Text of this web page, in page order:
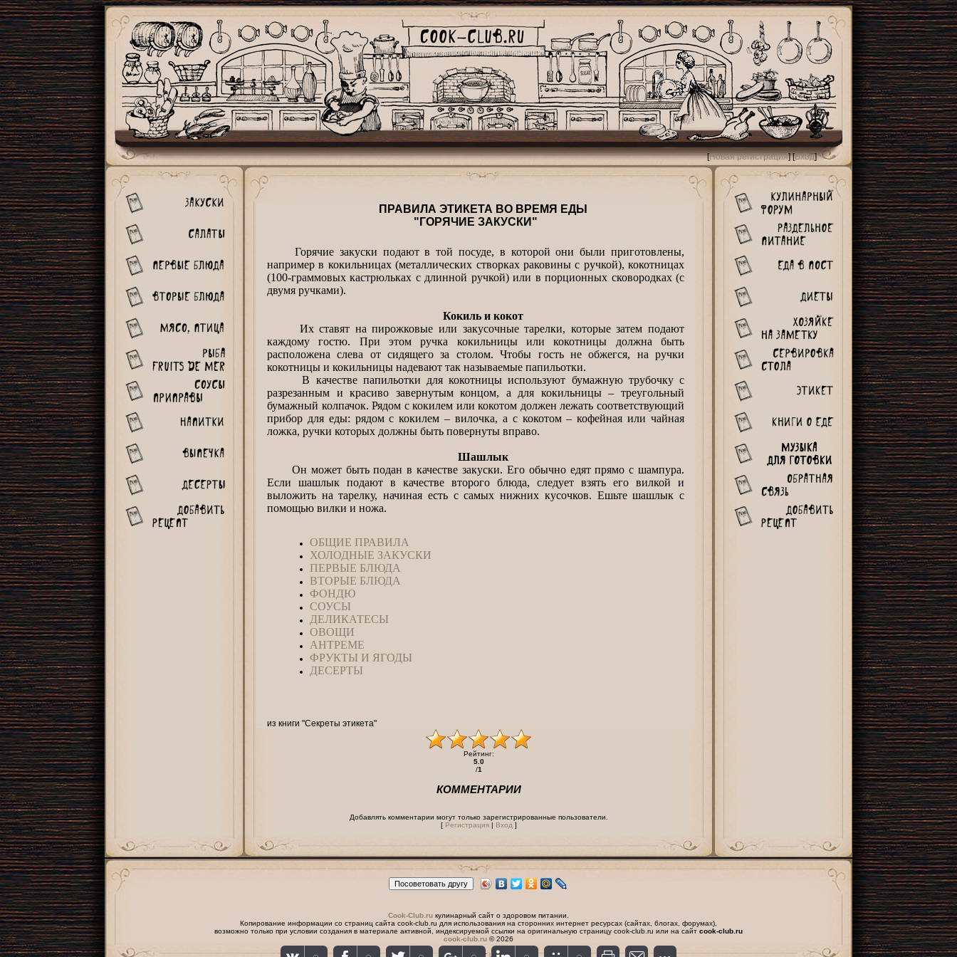
[Новая регистрация] [Вход]
ПРАВИЛА ЭТИКЕТА ВО ВРЕМЯ ЕДЫ
"ГОРЯЧИЕ ЗАКУСКИ"
Горячие закуски подают в той посуде, в которой они были приготовлены,
например в кокильницах (металлических створках раковины с ручкой), кокотницах
(100-граммовых кастрюльках с длинной ручкой) или в порционных сковородках (с
двумя ручками).
Кокиль и кокот
Их ставят на пирожковые или закусочные тарелки, которые затем подают
каждому гостю. При этом ручка кокильницы или кокотницы должна быть
расположена слева от сидящего за столом. Чтобы гость не обжегся, на ручки
кокотницы и кокильницы надевают так называемые папильотки.
В качестве папильотки для кокотницы используют бумажную трубочку с
разрезанным и красиво завернутым концом, а для кокильницы – треугольный
бумажный колпачок. Рядом с кокилем или кокотом должен лежать соответствующий
прибор для еды: рядом с кокилем – вилочка, а с кокотом – кофейная или чайная
ложка, ручки которых должны быть повернуты вправо.
Шашлык
Он может быть подан в качестве закуски. Его обычно едят прямо с шампура.
Если шашлык подают в качестве второго блюда, следует взять его вилкой и
выложить на тарелку, начиная есть с самых нижних кусочков. Ешьте шашлык с
помощью вилки и ножа.
ОБЩИЕ ПРАВИЛА
ХОЛОДНЫЕ ЗАКУСКИ
ПЕРВЫЕ БЛЮДА
ВТОРЫЕ БЛЮДА
ФОНДЮ
СОУСЫ
ДЕЛИКАТЕСЫ
ОВОЩИ
АНТРЕМЕ
ФРУКТЫ И ЯГОДЫ
ДЕСЕРТЫ
из книги "Секреты этикета"
Рейтинг:
5.0
/1
КОММЕНТАРИИ
Добавлять комментарии могут только зарегистрированные пользователи.
[ Регистрация| Вход ]
Cook-Club.ru кулинарный сайт о здоровом питании.
Копирование информации со страниц сайта cook-club.ru для использования на сторонних интернет ресурсах (сайтах, блогах, форумах),
возможно только при условии создания в материале активной, индексируемой ссылки на оригинальную страницу cook-club.ru или на сайт cook-club.ru
cook-club.ru © 2026
Хостинг от uWeb